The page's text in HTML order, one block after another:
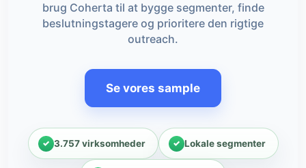
brug Coherta til at bygge segmenter, finde
beslutningstagere og prioritere den rigtige
outreach.
Se vores sample
3.757 virksomheder Lokale segmenter